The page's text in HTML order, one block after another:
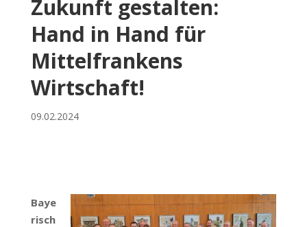
Zukunft gestalten:
Hand in Hand für
Mittelfrankens
Wirtschaft!
09.02.2024
Baye
risch